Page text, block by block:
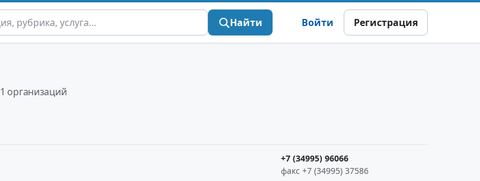
Найти Войти Регистрация
1 организаций
+7 (34995) 96066
факс +7 (34995) 37586